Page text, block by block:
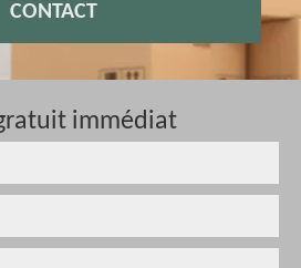
CONTACT
immédiat